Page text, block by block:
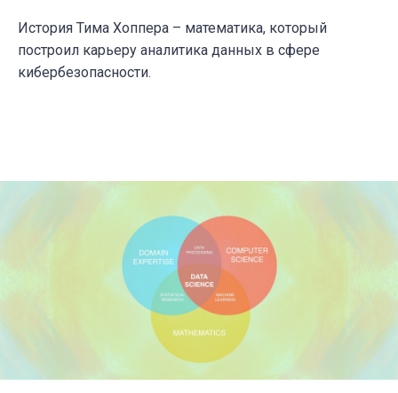
История Тима Хоппера – математика, который
построил карьеру аналитика данных в сфере
кибербезопасности.